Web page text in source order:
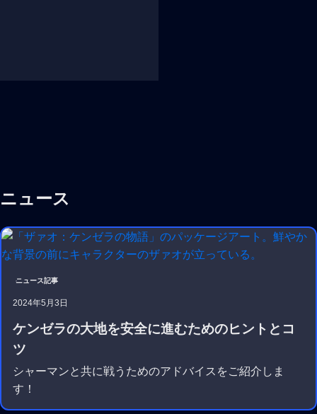
ニュース
ニュース記事
2024年5月3日
ケンゼラの大地を安全に進むためのヒントとコ
ツ
シャーマンと共に戦うためのアドバイスをご紹介しま
す！